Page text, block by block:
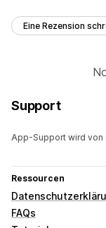
Eine Rezension
Support
App-Support wird von
Ressourcen
FAQs